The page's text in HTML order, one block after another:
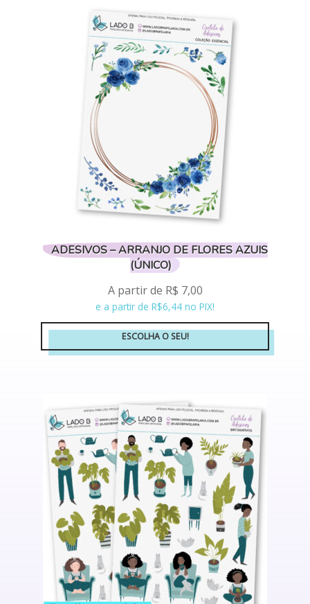
várias
variantes.
As
opções
podem
ser
ADESIVOS – ARRANJO DE FLORES AZUIS
(ÚNICO)
A partir de R$ 7,00
e a partir de R$6,44 no PIX!
ESCOLHA O SEU!
Este
várias
variantes.
As
opções
podem
ser
escolhidas
na
página
do
produto